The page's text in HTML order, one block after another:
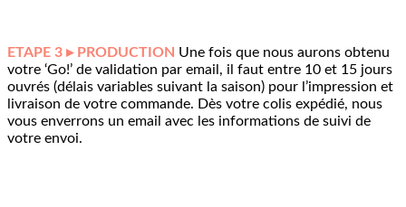
ETAPE 3 ▸ PRODUCTION Une fois que nous aurons obtenu
votre ‘Go!’ de validation par email, il faut entre 10 et 15 jours
ouvrés (délais variables suivant la saison) pour l’impression et
livraison de votre commande. Dès votre colis expédié, nous
vous enverrons un email avec les informations de suivi de
votre envoi.